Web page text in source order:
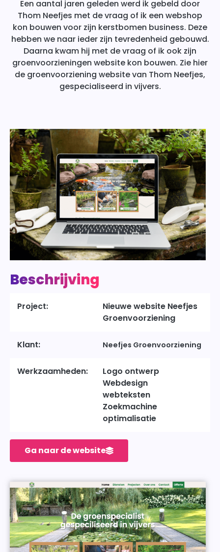
Een aantal jaren geleden werd ik gebeld door
Thom Neefjes met de vraag of ik een webshop
kon bouwen voor zijn kerstbomen business. Deze
hebben we naar ieder zijn tevredenheid gebouwd.
Daarna kwam hij met de vraag of ik ook zijn
groenvoorzieningen website kon bouwen. Zie hier
de groenvoorziening website van Thom Neefjes,
gespecialiseerd in vijvers.
Beschrijving
Project:
Nieuwe website Neefjes
Groenvoorziening
Klant: Neefjes Groenvoorziening
Werkzaamheden:
Logo ontwerp
Webdesign
webteksten
Zoekmachine
optimalisatie
Ga naar de website